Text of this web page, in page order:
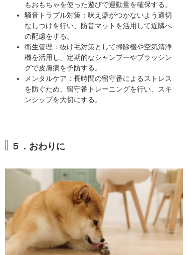
もおもちゃを使った遊びで運動量を確保する。
騒音トラブル対策：吠え癖がつかないよう適切
なしつけを行い、防音マットを活用して近隣へ
の配慮をする。
衛生管理：抜け毛対策として掃除機や空気清浄
機を活用し、定期的なシャンプーやブラッシン
グで皮膚病を予防する。
メンタルケア：長時間の留守番によるストレス
を防ぐため、留守番トレーニングを行い、スキ
ンシップを大切にする。
５．おわりに